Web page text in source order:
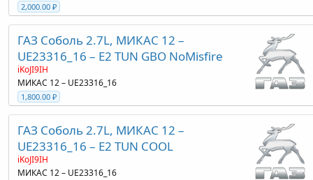
2,000.00 ₽
ГАЗ Соболь 2.7L, МИКАС 12 –
UE23316_16 – E2 TUN GBO NoMisfire
iKoJI9IH
МИКАС 12 – UE23316_16
1,800.00 ₽
ГАЗ Соболь 2.7L, МИКАС 12 –
UE23316_16 – E2 TUN COOL
iKoJI9IH
МИКАС 12 – UE23316_16